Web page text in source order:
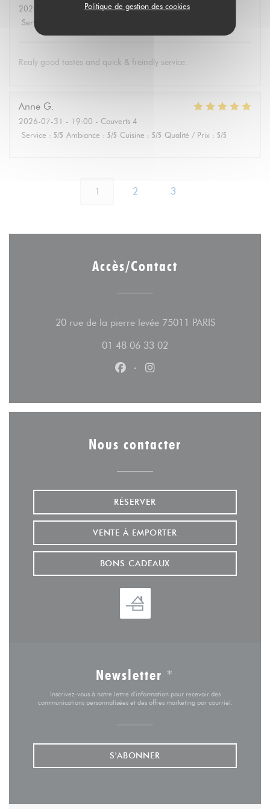
Politique de gestion des cookies
2026-08-01
- 19:30 - Couverts 4
Service
Realy good tastes and quick & freindly service.
Anne G
2026-07-31 - 19:00 - Couverts 4
Service : 5/5 Ambiance : 5/5 Cuisine : 5/5 Qualité / Prix : 5/5
1 2 3
Accès/Contact
20 rue de la pierre levée 75011 PARIS((ouvre une
01 48 06 33 02
Facebook ((ouvre une nouvelle
Instagram ((ouvre une
Nous contacter
RÉSERVER
VENTE À EMPORTER
BONS CADEAUX
Newsletter *
Inscrivez-vous à notre lettre d'information pour recevoir des
communications personnalisées et des offres marketing par courriel.
S'ABONNER